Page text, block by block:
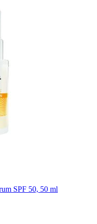
SPF 50, 50 ml